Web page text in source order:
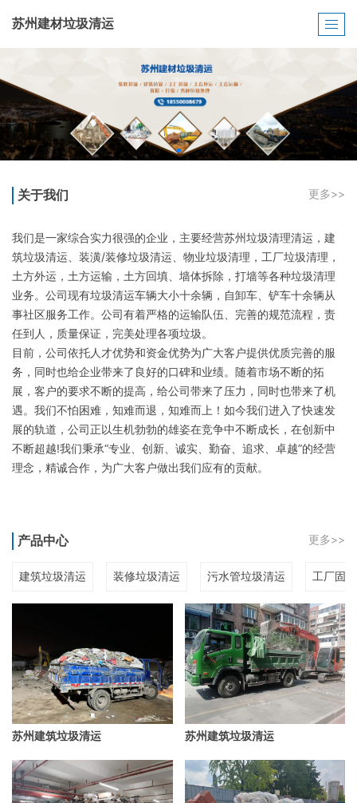
苏州建材垃圾清运
关于我们 更多>>
我们是一家综合实力很强的企业，主要经营苏州垃圾清理清运，建
筑垃圾清运、装潢/装修垃圾清运、物业垃圾清理，工厂垃圾清理，
土方外运，土方运输，土方回填、墙体拆除，打墙等各种垃圾清理
业务。公司现有垃圾清运车辆大小十余辆，自卸车、铲车十余辆从
事社区服务工作。公司有着严格的运输队伍、完善的规范流程，责
任到人，质量保证，完美处理各项垃圾。
目前，公司依托人才优势和资金优势为广大客户提供优质完善的服
务，同时也给企业带来了良好的口碑和业绩。随着市场不断的拓
展，客户的要求不断的提高，给公司带来了压力，同时也带来了机
遇。我们不怕困难，知难而退，知难而上！如今我们进入了快速发
展的轨道，公司正以生机勃勃的雄姿在竞争中不断成长，在创新中
不断超越!我们秉承“专业、创新、诚实、勤奋、追求、卓越”的经营
理念，精诚合作，为广大客户做出我们应有的贡献。
产品中心 更多>>
建筑垃圾清运 装修垃圾清运 污水管垃圾清运 工厂固
苏州建筑垃圾清运 苏州建筑垃圾清运